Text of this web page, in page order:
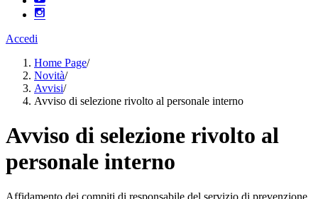
Accedi
Home Page/
Novità/
Avvisi/
Avviso di selezione rivolto al personale interno
Avviso di selezione rivolto al
personale interno
Affidamento dei compiti di responsabile del servizio di prevenzione